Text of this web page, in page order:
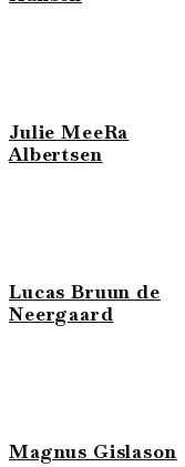
Julie MeeRa
Albertsen
Lucas Bruun de
Neergaard
Magnus Gislason